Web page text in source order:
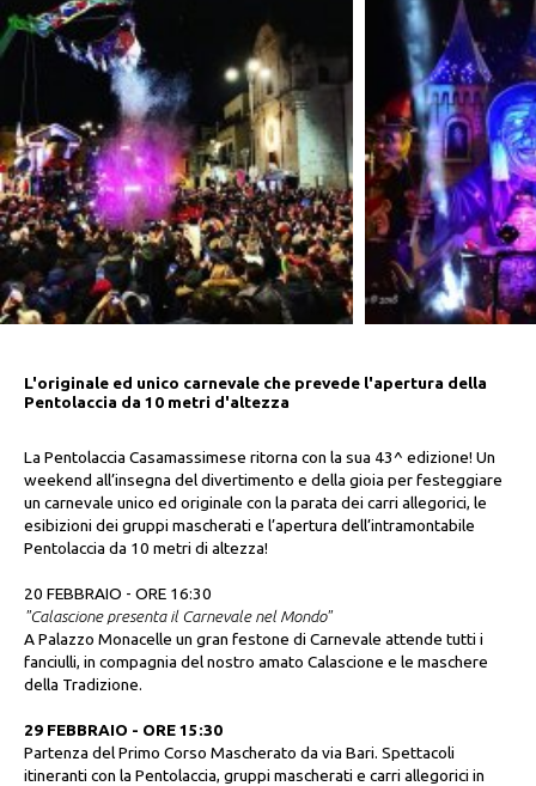
L'originale ed unico carnevale che prevede l'apertura della
Pentolaccia da 10 metri d'altezza
La Pentolaccia Casamassimese ritorna con la sua 43^ edizione! Un
weekend all’insegna del divertimento e della gioia per festeggiare
un carnevale unico ed originale con la parata dei carri allegorici, le
esibizioni dei gruppi mascherati e l’apertura dell’intramontabile
Pentolaccia da 10 metri di altezza!
20 FEBBRAIO - ORE 16:30
"Calascione presenta il Carnevale nel Mondo"
A Palazzo Monacelle un gran festone di Carnevale attende tutti i
fanciulli, in compagnia del nostro amato Calascione e le maschere
della Tradizione.
29 FEBBRAIO - ORE 15:30
Partenza del Primo Corso Mascherato da via Bari. Spettacoli
itineranti con la Pentolaccia, gruppi mascherati e carri allegorici in